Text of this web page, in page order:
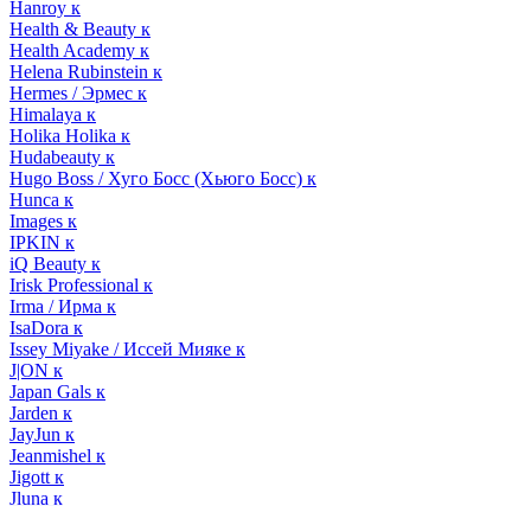
Hanroy к
Health & Beauty к
Health Academy к
Helena Rubinstein к
Hermes / Эрмес к
Himalaya к
Holika Holika к
Hudabeauty к
Hugo Boss / Хуго Босс (Хьюго Босс) к
Hunca к
Images к
IPKIN к
iQ Beauty к
Irisk Professional к
Irma / Ирма к
IsaDora к
Issey Miyake / Иссей Мияке к
J|ON к
Japan Gals к
Jarden к
JayJun к
Jeanmishel к
Jigott к
Jluna к